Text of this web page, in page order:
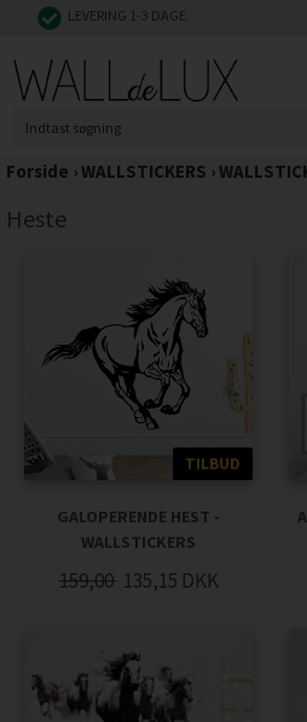
LEVERING 1-3 DAGE
Forside ›WALLSTICKERS ›
Heste
TILBUD
GALOPERENDE HEST -
WALLSTICKERS
159,00 135,15 DKK